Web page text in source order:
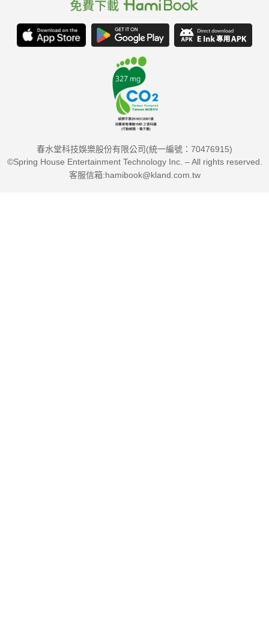
春水堂科技娛樂股份有限公司(統一編號：70476915)
©Spring House Entertainment Technology Inc. – All rights reserved.
客服信箱:hamibook@kland.com.tw